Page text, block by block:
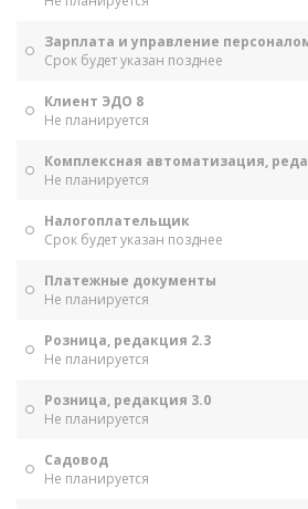
Зарплата и управление
Срок будет указан позднее
Клиент ЭДО 8
Не планируется
Комплексная автоматизация,
Не планируется
Налогоплательщик
Срок будет указан позднее
Платежные документы
Не планируется
Розница, редакция 2.3
Не планируется
Розница, редакция 3.0
Не планируется
Садовод
Не планируется